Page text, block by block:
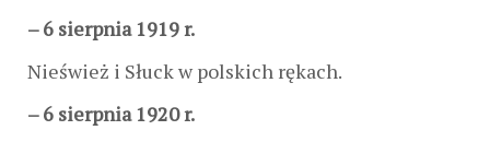
– 6 sierpnia 1919 r.
Nieśwież i Słuck w polskich rękach.
– 6 sierpnia 1920 r.